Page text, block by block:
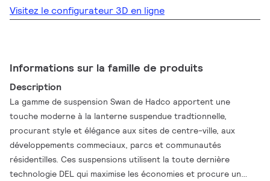
Visitez le configurateur 3D en ligne
Informations sur la famille de produits
Description
La gamme de suspension Swan de Hadco apportent une
touche moderne à la lanterne suspendue tradtionnelle,
procurant style et élégance aux sites de centre-ville, aux
développements commeciaux, parcs et communautés
résidentilles. Ces suspensions utilisent la toute dernière
technologie DEL qui maximise les économies et procure un